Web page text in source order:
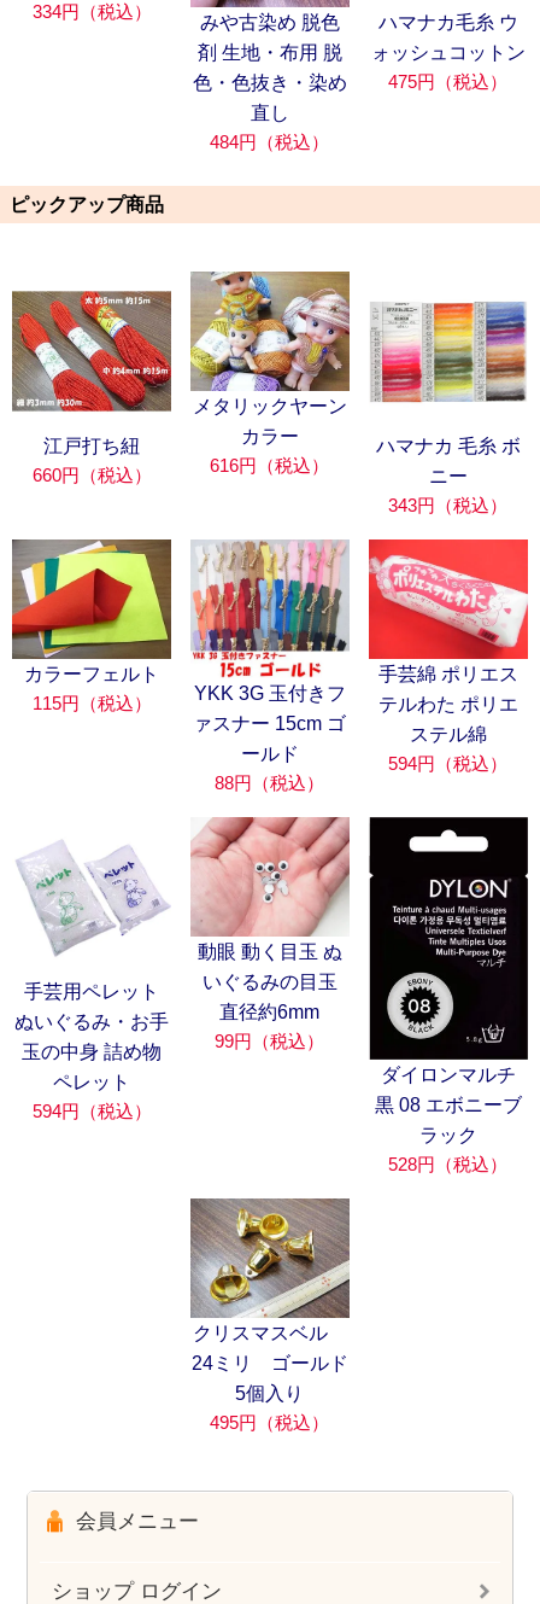
334円（税込）
みや古染め 脱色
剤 生地・布用 脱
色・色抜き・染め
直し
484円（税込）
ハマナカ毛糸 ウ
ォッシュコットン
475円（税込）
ピックアップ商品
江戸打ち紐
660円（税込）
メタリックヤーン
カラー
616円（税込）
ハマナカ 毛糸 ボ
ニー
343円（税込）
カラーフェルト
115円（税込）
YKK 3G 玉付きフ
ァスナー 15cm ゴ
ールド
88円（税込）
手芸綿 ポリエス
テルわた ポリエ
ステル綿
594円（税込）
手芸用ペレット
ぬいぐるみ・お手
玉の中身 詰め物
ペレット
594円（税込）
動眼 動く目玉 ぬ
いぐるみの目玉
直径約6mm
99円（税込）
ダイロンマルチ
黒 08 エボニーブ
ラック
528円（税込）
クリスマスベル
24ミリ ゴールド
5個入り
495円（税込）
会員メニュー
ショップ ログイン